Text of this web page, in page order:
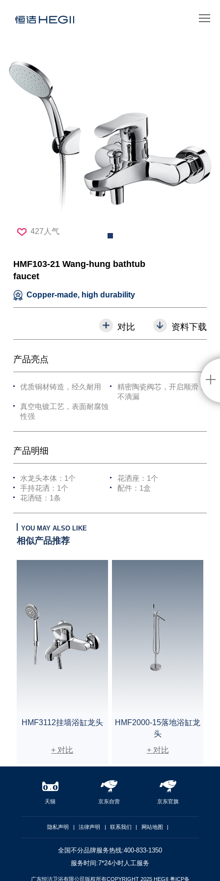
427人气
HMF103-21 Wang-hung bathtub
faucet
Copper-made, high durability
资料下载
对比
产品亮点
优质铜材铸造，经久耐用
精密陶瓷阀芯，开启顺滑，
不滴漏
真空电镀工艺，表面耐腐蚀
性强
产品明细
水龙头本体：1个
花洒座：1个
手持花洒：1个
配件：1盒
花洒链：1条
YOU MAY ALSO LIKE
相似产品推荐
HMF3112挂墙浴缸龙头
+ 对比
HMF2000-15落地浴缸龙
头
+ 对比
天猫 京东自营 京东官旗
隐私声明 法律声明 联系我们 网站地图
全国不分品牌服务热线:400-833-1350
服务时间:7*24小时人工服务
广东恒洁卫浴有限公司版权所有COPYRIGHT 2025 HEGII 粤ICP备